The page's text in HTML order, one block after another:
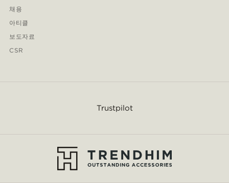
채용
아티클
보도자료
CSR
Trustpilot